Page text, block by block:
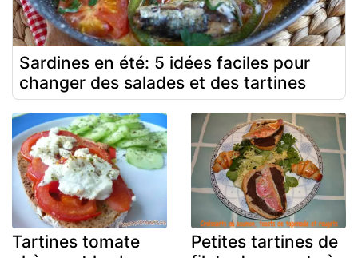
Sardines en été: 5 idées faciles pour
changer des salades et des tartines
Tartines tomate
Petites tartines de